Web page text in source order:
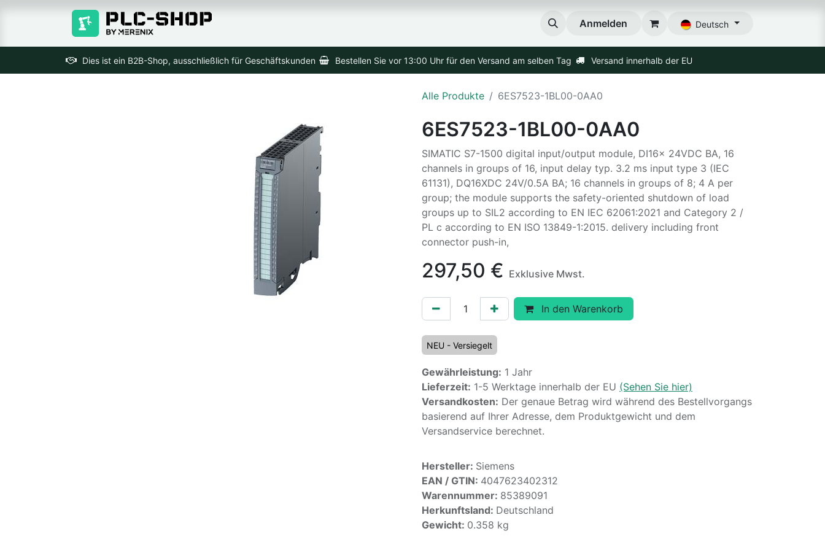
Anmelden Deutsch
Dies ist ein B2B-Shop, ausschließlich für Geschäftskunden Bestellen Sie vor 13:00 Uhr für den Versand am selben Tag Versand innerhalb der EU
Alle Produkte 6ES7523-1BL00-0AA0
6ES7523-1BL00-0AA0
SIMATIC S7-1500 digital input/output module, DI16x 24VDC BA, 16
channels in groups of 16, input delay typ. 3.2 ms input type 3 (IEC
61131), DQ16XDC 24V/0.5A BA; 16 channels in groups of 8; 4 A per
group; the module supports the safety-oriented shutdown of load
groups up to SIL2 according to EN IEC 62061:2021 and Category 2 /
PL c according to EN ISO 13849-1:2015. delivery including front
connector push-in,
297,50 € Exklusive Mwst.
In den Warenkorb
NEU - Versiegelt
Gewährleistung: 1 Jahr
Lieferzeit: 1-5 Werktage innerhalb der EU (Sehen Sie hier)
Versandkosten: Der genaue Betrag wird während des Bestellvorgangs
basierend auf Ihrer Adresse, dem Produktgewicht und dem
Versandservice berechnet.
Hersteller: Siemens
EAN / GTIN: 4047623402312
Warennummer: 85389091
Herkunftsland: Deutschland
Gewicht: 0.358 kg